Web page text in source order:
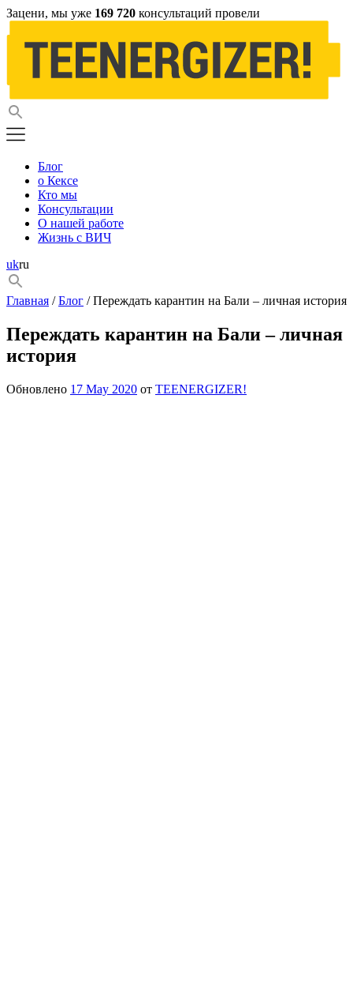
Зацени, мы уже 169 720 консультаций провели
Блог
о Кексе
Кто мы
Консультации
О нашей работе
Жизнь с ВИЧ
ukru
Главная /Блог / Переждать карантин на Бали – личная история
Переждать карантин на Бали – личная
история
Обновлено 17 May 2020 от TEENERGIZER!